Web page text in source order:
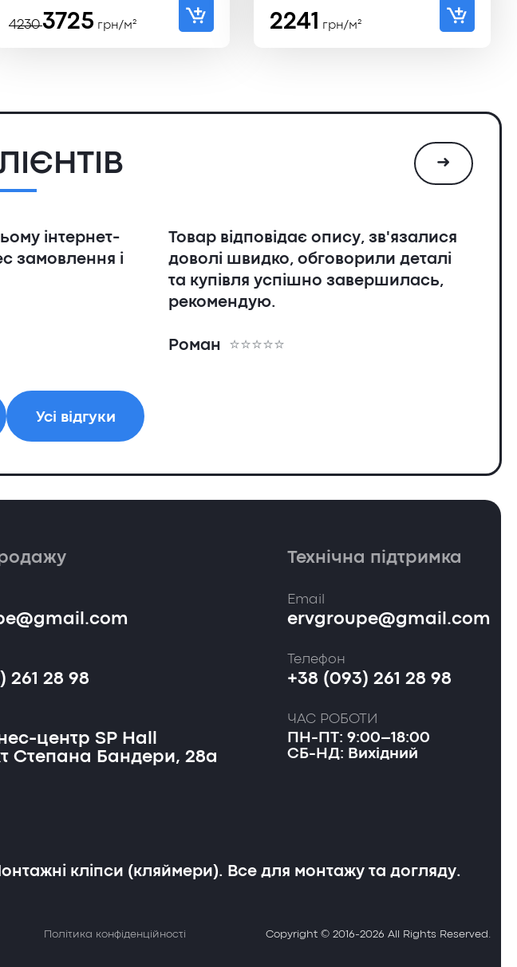
4230
Оригінальна
3725
Поточнагрн/м² 2241 грн/м²
інтернет-
замовлення і
Товар відповідає опису, зв'язалися
доволі швидко, обговорили деталі
та купівля успішно завершилась,
рекомендую.
Роман
➜
Усі відгуки
261 28 98
центр SP Hall
Степана Бандери, 28а
Технічна підтримка
Email
ervgroupe@gmail.com
Телефон
+38 (093) 261 28 98
ЧАС РОБОТИ
ПН-ПТ: 9:00–18:00
СБ-НД: Вихідний
кліпси (кляймери). Все для монтажу та догляду.
Політика конфіденційності Copyright © 2016-2026 All Rights Reserved.